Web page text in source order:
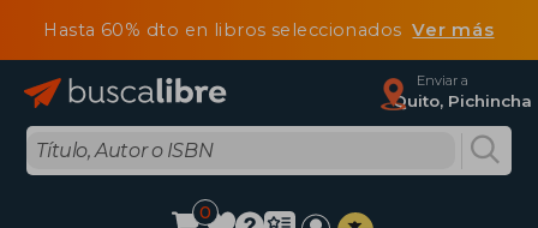
Hasta 60% dto en libros seleccionadosVer más
Enviar a
Quito, Pichincha
0